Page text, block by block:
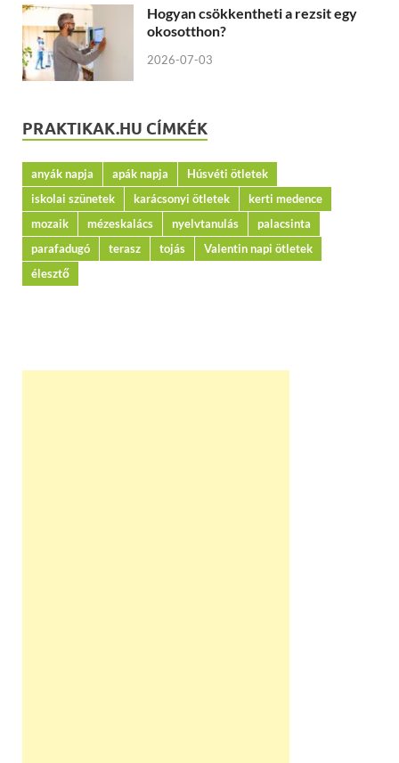
Hogyan csökkentheti a rezsit egy
okosotthon?
2026-07-03
PRAKTIKAK.HU CÍMKÉK
anyák napja apák napja
Húsvéti ötletek
iskolai szünetek
karácsonyi ötletek
kerti medence
mozaik
mézeskalács nyelvtanulás
palacsinta
parafadugó
terasz tojás
Valentin napi ötletek
élesztő